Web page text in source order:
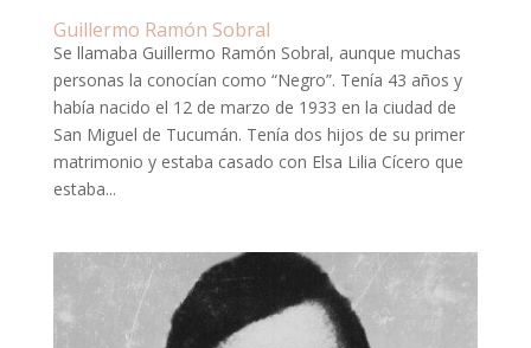
Guillermo Ramón Sobral
Se llamaba Guillermo Ramón Sobral, aunque muchas
personas la conocían como “Negro”. Tenía 43 años y
había nacido el 12 de marzo de 1933 en la ciudad de
San Miguel de Tucumán. Tenía dos hijos de su primer
matrimonio y estaba casado con Elsa Lilia Cícero que
estaba...